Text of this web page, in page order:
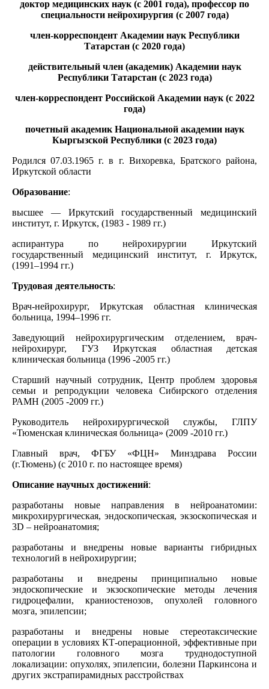
доктор медицинских наук (с 2001 года), профессор по
специальности нейрохирургия (с 2007 года)
член-корреспондент Академии наук Республики
Татарстан (с 2020 года)
действительный член (академик) Академии наук
Республики Татарстан (с 2023 года)
член-корреспондент Российской Академии наук (с 2022
года)
почетный академик Национальной академии наук
Кыргызской Республики (с 2023 года)
Родился 07.03.1965 г. в г. Вихоревка, Братского района,
Иркутской области
Образование:
высшее — Иркутский государственный медицинский
институт, г. Иркутск, (1983 - 1989 гг.)
аспирантура по нейрохирургии Иркутский
государственный медицинский институт, г. Иркутск,
(1991–1994 гг.)
Трудовая деятельность:
Врач-нейрохирург, Иркутская областная клиническая
больница, 1994–1996 гг.
Заведующий нейрохирургическим отделением, врач-
нейрохирург, ГУЗ Иркутская областная детская
клиническая больница (1996 -2005 гг.)
Старший научный сотрудник, Центр проблем здоровья
семьи и репродукции человека Сибирского отделения
РАМН (2005 -2009 гг.)
Руководитель нейрохирургической службы, ГЛПУ
«Тюменская клиническая больница» (2009 -2010 гг.)
Главный врач, ФГБУ «ФЦН» Минздрава России
(г.Тюмень) (с 2010 г. по настоящее время)
Описание научных достижений:
разработаны новые направления в нейроанатомии:
микрохирургическая, эндоскопическая, экзоскопическая и
3D – нейроанатомия;
разработаны и внедрены новые варианты гибридных
технологий в нейрохирургии;
разработаны и внедрены принципиально новые
эндоскопические и экзоскопические методы лечения
гидроцефалии, краниостенозов, опухолей головного
мозга, эпилепсии;
разработаны и внедрены новые стереотаксические
операции в условиях КТ-операционной, эффективные при
патологии головного мозга труднодоступной
локализации: опухолях, эпилепсии, болезни Паркинсона и
других экстрапирамидных расстройствах